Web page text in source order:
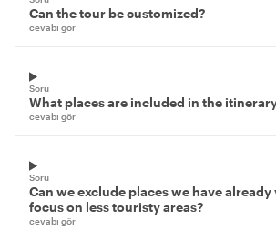
Can the tour be customized?
cevabı gör
Soru
What places are included in the
cevabı gör
Soru
Can we exclude places we have
focus on less touristy areas?
cevabı gör